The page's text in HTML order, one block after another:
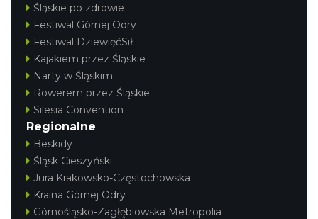
Śląskie po zdrowie
Festiwal Górnej Odry
Festiwal DziewięćSił
Kajakiem przez Śląskie
Narty w Śląskim
Rowerem przez Śląskie
Silesia Convention
Regionalne
Beskidy
Śląsk Cieszyński
Jura Krakowsko-Częstochowska
Kraina Górnej Odry
Górnośląsko-Zagłębiowska Metropolia